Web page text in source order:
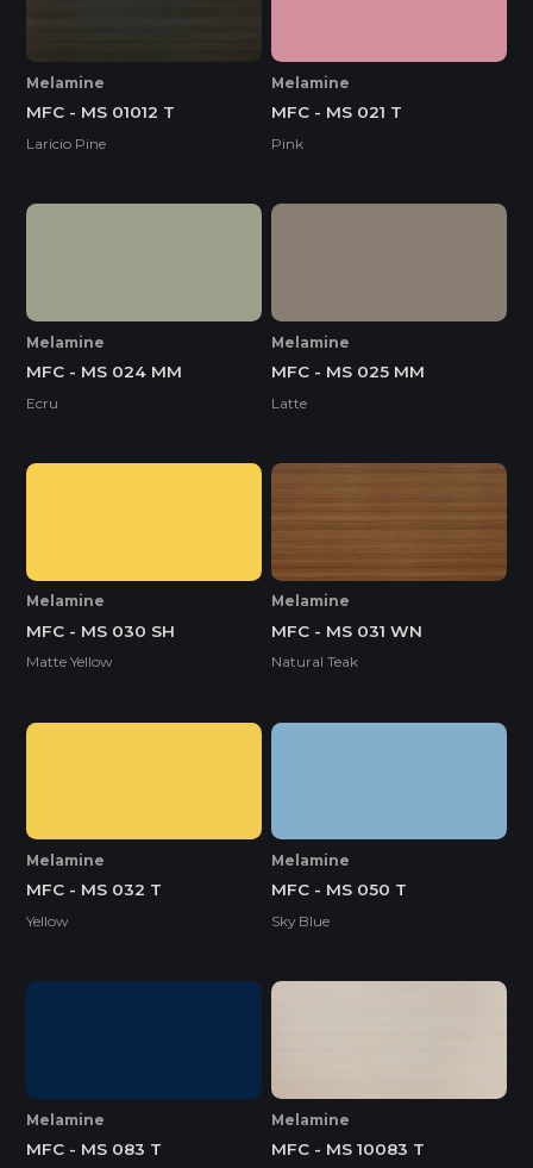
Melamine
MFC - MS 01012 T
Laricio Pine
Melamine
MFC - MS 021 T
Pink
Melamine
MFC - MS 024 MM
Ecru
Melamine
MFC - MS 025 MM
Latte
Melamine
MFC - MS 030 SH
Matte Yellow
Melamine
MFC - MS 031 WN
Natural Teak
Melamine
MFC - MS 032 T
Yellow
Melamine
MFC - MS 050 T
Sky Blue
Melamine
MFC - MS 083 T
Melamine
MFC - MS 10083 T